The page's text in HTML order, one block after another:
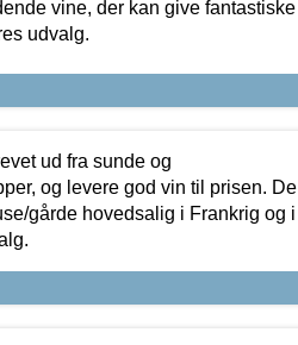
vine, der kan give fantastiske
udvalg.
ud fra sunde og
og levere god vin til prisen. De
gårde hovedsalig i Frankrig og i